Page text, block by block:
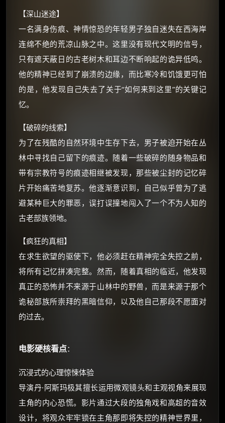
【深山迷途】
一名满身伤痕、神情惊恐的年轻男子独自迷失在西海岸
连绵不绝的荒凉山脉之中。这里没有现代文明的信号，
只有遮天蔽日的古老树木和耳边不断响起的诡异低鸣。
他的精神已经到了崩溃的边缘，而比寒冷和饥饿更可怕
的是，他发现自己失去了关于“如何来到这里”的关键记
忆。
【破碎的线索】
为了在残酷的自然环境中生存下去，男子被迫开始在丛
林中寻找自己留下的痕迹。随着一些破碎的随身物品和
带有宗教符号的痕迹相继被发现，那些被尘封的记忆碎
片开始痛苦地复苏。他逐渐意识到，自己似乎曾为了逃
避某种巨大的罪恶，误打误撞地闯入了一个不为人知的
古老部族领地。
【疯狂的真相】
在求生欲望的驱使下，他必须赶在精神完全失控之前，
将所有记忆拼凑完整。然而，随着真相的临近，他发现
真正的恐怖并不来源于山林中的野兽，而是来源于那个
诡秘部族所崇拜的黑暗信仰，以及他自己那段不愿面对
的过去。
电影硬核看点：
沉浸式的心理惊悚体验
导演丹·阿斯玛极其擅长运用微观镜头和主观视角来展现
主角的内心恐慌。影片通过大段的独角戏和高超的音效
设计，将观众牢牢锁在主角那即将失控的精神世界里，
🧧 福利领取站 ×
☕
你需要的各种会员，都可低价购买！
如夸克12个月送14天 最低75元！
还有支付宝现金红包、外卖红包、